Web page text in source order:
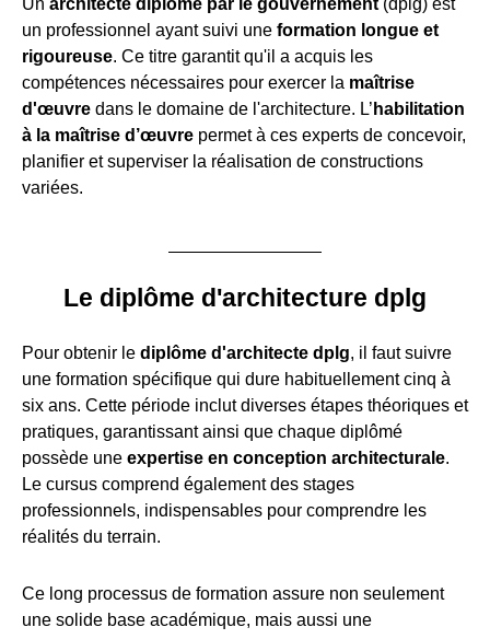
Un architecte diplômé par le gouvernement (dplg) est
un professionnel ayant suivi une formation longue et
rigoureuse. Ce titre garantit qu'il a acquis les
compétences nécessaires pour exercer la maîtrise
d'œuvre dans le domaine de l'architecture. L’ habilitation
à la maîtrise d’œuvre permet à ces experts de concevoir,
planifier et superviser la réalisation de constructions
variées.
Le diplôme d'architecture dplg
Pour obtenir le diplôme d'architecte dplg, il faut suivre
une formation spécifique qui dure habituellement cinq à
six ans. Cette période inclut diverses étapes théoriques et
pratiques, garantissant ainsi que chaque diplômé
possède une expertise en conception architecturale.
Le cursus comprend également des stages
professionnels, indispensables pour comprendre les
réalités du terrain.
Ce long processus de formation assure non seulement
une solide base académique, mais aussi une